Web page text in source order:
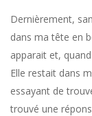
Dernièrement,
dans ma tête en
apparait et,
Elle restait dans
essayant de
trouvé une